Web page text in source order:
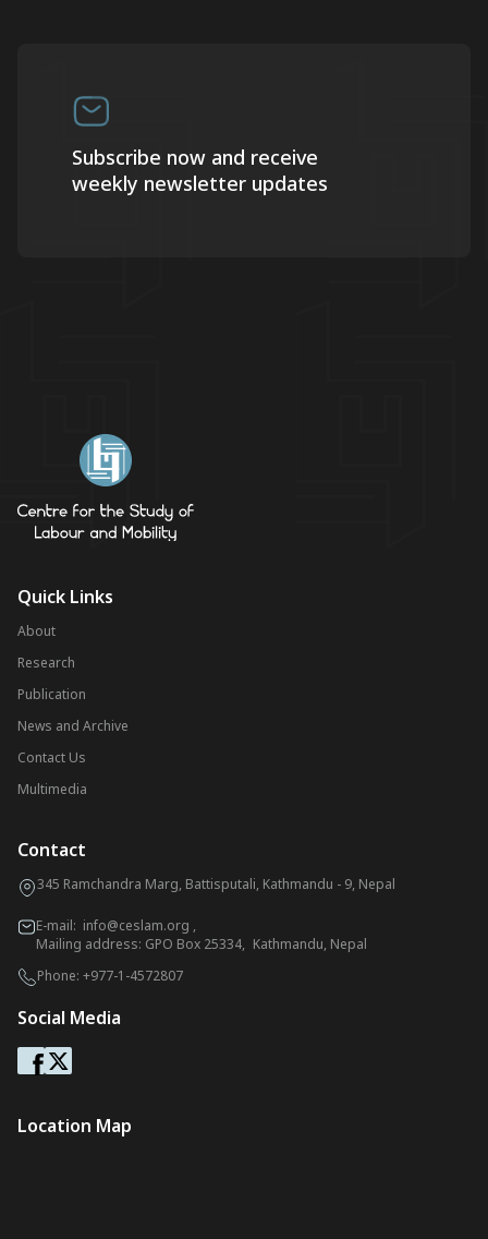
Subscribe now and receive
weekly newsletter updates
Quick Links
About
Research
Publication
News and Archive
Contact Us
Multimedia
Contact
345 Ramchandra Marg, Battisputali, Kathmandu - 9, Nepal
E-mail: info@ceslam.org ,
Mailing address: GPO Box 25334, Kathmandu, Nepal
Phone: +977-1-4572807
Social Media
Location Map